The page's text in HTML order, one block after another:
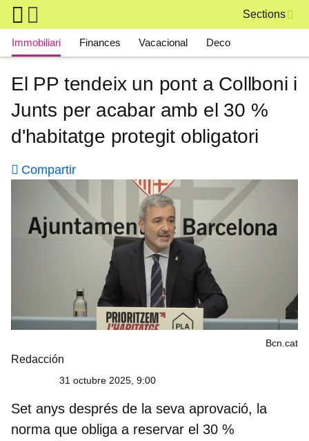
Skip to main content
Sections
Main navigation
Immobiliari Finances Vacacional Deco
El PP tendeix un pont a Collboni i
Junts per acabar amb el 30 %
d'habitatge protegit obligatori
Compartir
Bcn.cat
Redacción
31 octubre 2025, 9:00
Set anys després de la seva aprovació, la
norma que obliga a reservar el 30 %